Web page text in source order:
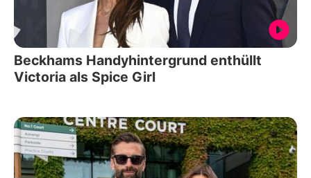
Beckhams Handyhintergrund enthüllt
Victoria als Spice Girl